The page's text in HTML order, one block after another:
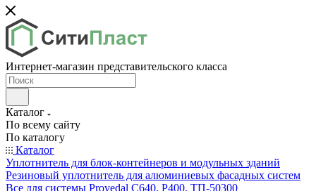
Интернет-магазин представительского класса
Каталог
По всему сайту
По каталогу
Каталог
Уплотнитель для блок-контейнеров и модульных зданий
Резиновый уплотнитель для алюминиевых фасадных систем
Все для системы Provedal С640, Р400, ТП-50300